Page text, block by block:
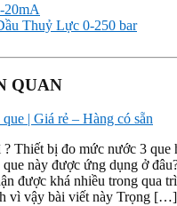
20mA
Thuỷ Lực 0-250 bar
QUAN
| Giá rẻ – Hàng có sẵn
? Thiết bị đo mức nước 3 que
que này được ứng dụng ở
được khá nhiều trong qua
vì vậy bài viết này Trọng […]